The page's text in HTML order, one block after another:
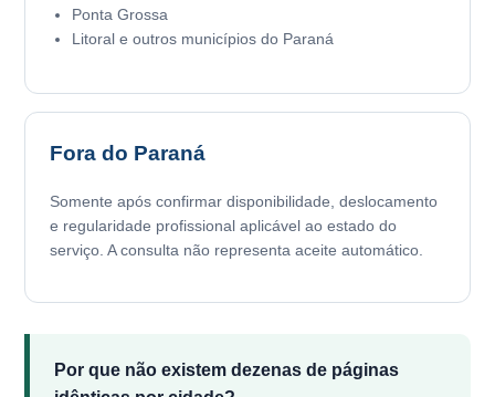
Ponta Grossa
Litoral e outros municípios do Paraná
Fora do Paraná
Somente após confirmar disponibilidade, deslocamento
e regularidade profissional aplicável ao estado do
serviço. A consulta não representa aceite automático.
Por que não existem dezenas de páginas